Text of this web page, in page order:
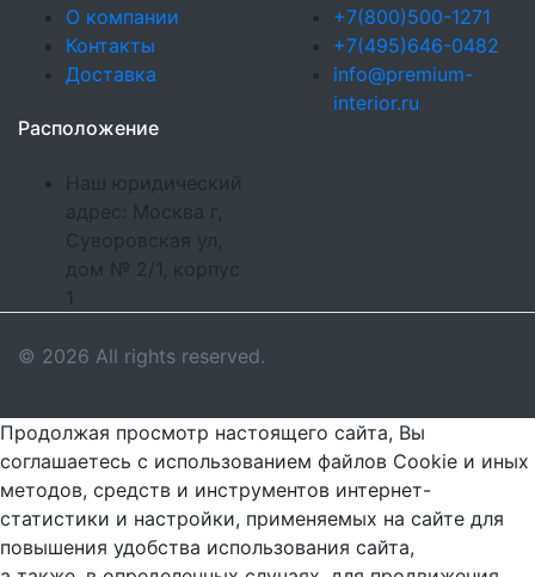
О компании
Контакты
Доставка
+7(800)500-1271
+7(495)646-0482
info@premium-
interior.ru
Расположение
Наш юридический
адрес: Москва г,
Суворовская ул,
дом № 2/1, корпус
© 2026 All rights reserved.
Продолжая просмотр настоящего сайта, Вы
соглашаетесь с использованием файлов Cookie и иных
методов, средств и инструментов интернет-
статистики и настройки, применяемых на сайте для
повышения удобства использования сайта,